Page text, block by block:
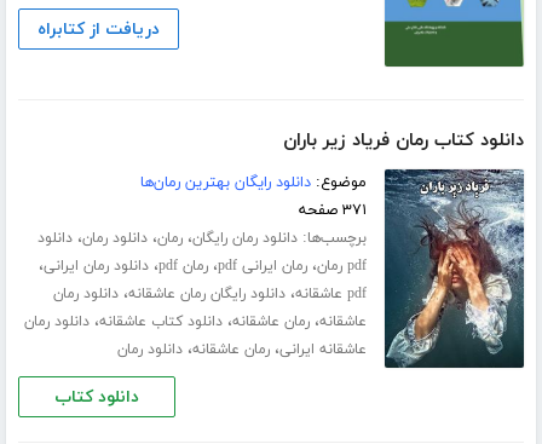
دریافت از کتابراه
دانلود کتاب رمان فریاد زیر باران
موضوع:دانلود رایگان بهترین رمان‌ها
۳۷۱ صفحه
برچسب‌ها:دانلود رمان رایگان،رمان،دانلود رمان،دانلود
pdf رمان
،رمان ایرانی pdf ،رمان pdf ،دانلود رمان ایرانی،
pdf عاشقانه ،دانلود رایگان رمان عاشقانه،دانلود رمان
عاشقانه،رمان عاشقانه،دانلود کتاب عاشقانه،دانلود رمان
عاشقانه ایرانی،رمان عاشقانه،دانلود رمان
دانلود کتاب